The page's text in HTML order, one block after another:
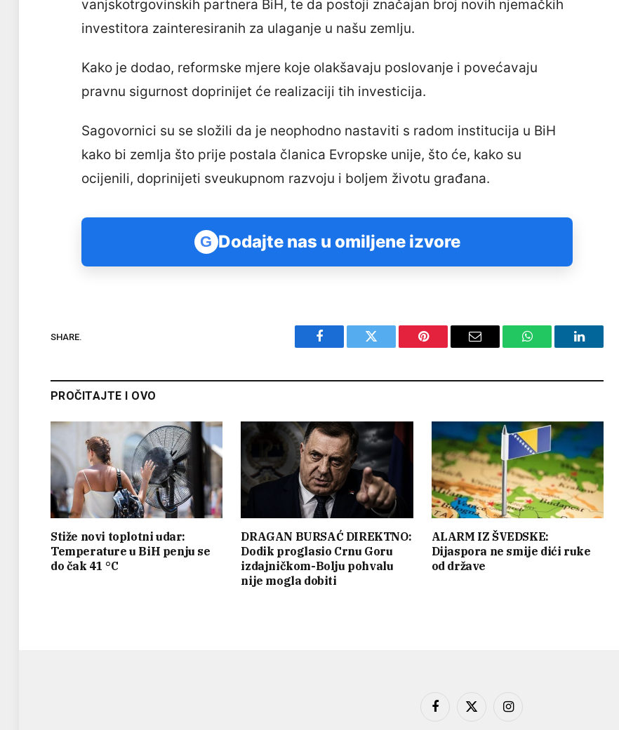
vanjskotrgovinskih partnera BiH, te da postoji značajan broj novih njemačkih
investitora zainteresiranih za ulaganje u našu zemlju.
Kako je dodao, reformske mjere koje olakšavaju poslovanje i povećavaju
pravnu sigurnost doprinijet će realizaciji tih investicija.
Sagovornici su se složili da je neophodno nastaviti s radom institucija u BiH
kako bi zemlja što prije postala članica Evropske unije, što će, kako su
ocijenili, doprinijeti sveukupnom razvoju i boljem životu građana.
G Dodajte nas u omiljene izvore
SHARE.
Facebook Twitter Pinterest Email WhatsAppLinkedIn
PROČITAJTE I OVO
Stiže novi toplotni udar:
Temperature u BiH penju se
do čak 41 °C
DRAGAN BURSAĆ DIREKTNO:
Dodik proglasio Crnu Goru
izdajničkom-Bolju pohvalu
nije mogla dobiti
ALARM IZ ŠVEDSKE:
Dijaspora ne smije dići ruke
od države
Facebook
X
Instagram